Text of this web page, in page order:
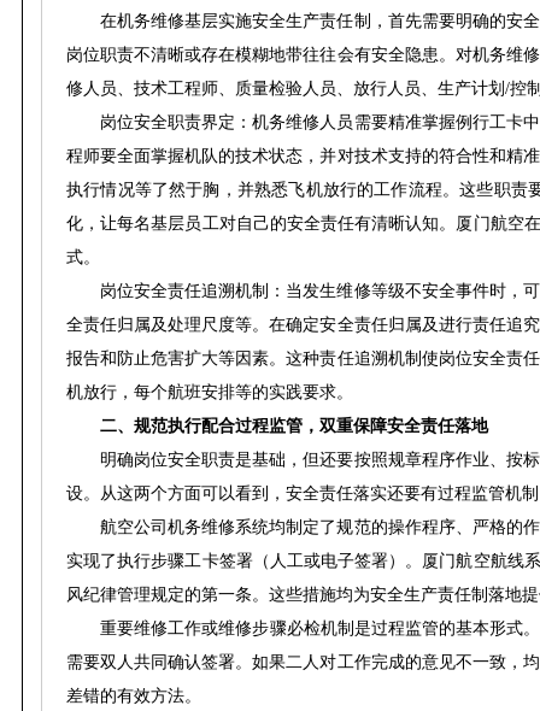
在机务维修基层实施安全生产责任制，首先需要明确的安
岗位职责不清晰或存在模糊地带往往会有安全隐患。对机务维
修人员、技术工程师、质量检验人员、放行人员、生产计划/
岗位安全职责界定：机务维修人员需要精准掌握例行工卡
程师要全面掌握机队的技术状态，并对技术支持的符合性和精
执行情况等了然于胸，并熟悉飞机放行的工作流程。这些职
化，让每名基层员工对自己的安全责任有清晰认知。厦门航空
式。
岗位安全责任追溯机制：当发生维修等级不安全事件时，
全责任归属及处理尺度等。在确定安全责任归属及进行责任追
报告和防止危害扩大等因素。这种责任追溯机制使岗位安全责
机放行，每个航班安排等的实践要求。
二、规范执行配合过程监管，双重保障安全责任落地
明确岗位安全职责是基础，但还要按照规章程序作业、按
设。从这两个方面可以看到，安全责任落实还要有过程监管机
航空公司机务维修系统均制定了规范的操作程序、严格的
实现了执行步骤工卡签署（人工或电子签署）。厦门航空航线
风纪律管理规定的第一条。这些措施均为安全生产责任制落地
重要维修工作或维修步骤必检机制是过程监管的基本形式
需要双人共同确认签署。如果二人对工作完成的意见不一致，
差错的有效方法。